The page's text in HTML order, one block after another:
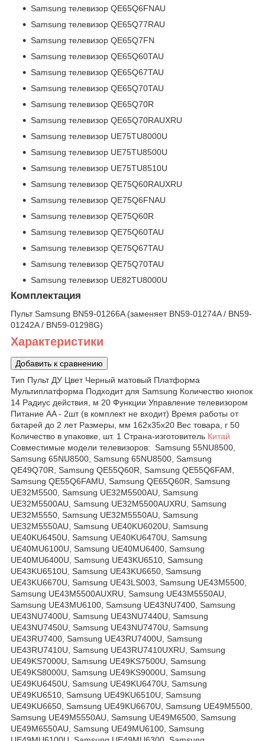
Samsung телевизор QE65Q6FNAU
Samsung телевизор QE65Q77RAU
Samsung телевизор QE65Q7FN
Samsung телевизор QE65Q60TAU
Samsung телевизор QE65Q67TAU
Samsung телевизор QE65Q70TAU
Samsung телевизор QE65Q70R
Samsung телевизор QE65Q70RAUXRU
Samsung телевизор UE75TU8000U
Samsung телевизор UE75TU8500U
Samsung телевизор UE75TU8510U
Samsung телевизор QE75Q60RAUXRU
Samsung телевизор QE75Q6FNAU
Samsung телевизор QE75Q60R
Samsung телевизор QE75Q60TAU
Samsung телевизор QE75Q67TAU
Samsung телевизор QE75Q70TAU
Samsung телевизор UE82TU8000U
Комплектация
Пульт Samsung BN59-01266A (заменяет BN59-01274A / BN59-
01242A / BN59-01298G)
Характеристики
Добавить к сравнению
Тип Пульт ДУ Цвет Черный матовый Платформа
Мультиплатформа Подходит для Samsung Количество кнопок
14 Радиус действия, м 20 Функции Управление телевизором
Питание AA - 2шт (в комплект не входит) Время работы от
батарей до 2 лет Размеры, мм 162x35x20 Вес товара, г 50
Количество в упаковке, шт. 1 Страна-изготовитель Китай
Совместимые модели телевизоров: Samsung 55NU8500,
Samsung 65NU8500, Samsung 65NU8500, Samsung
QE49Q70R, Samsung QE55Q60R, Samsung QE55Q6FAM,
Samsung QE55Q6FAMU, Samsung QE65Q60R, Samsung
UE32M5500, Samsung UE32M5500AU, Samsung
UE32M5500AU, Samsung UE32M5500AUXRU, Samsung
UE32M5550, Samsung UE32M5550AU, Samsung
UE32М5550АU, Samsung UE40KU6020U, Samsung
UE40KU6450U, Samsung UE40KU6470U, Samsung
UE40MU6100U, Samsung UE40MU6400, Samsung
UE40MU6400U, Samsung UE43KU6510, Samsung
UE43KU6510U, Samsung UE43KU6650, Samsung
UE43KU6670U, Samsung UE43LS003, Samsung UE43M5500,
Samsung UE43M5500AUXRU, Samsung UE43M5550AU,
Samsung UE43MU6100, Samsung UE43NU7400, Samsung
UE43NU7400U, Samsung UE43NU7440U, Samsung
UE43NU7450U, Samsung UE43NU7470U, Samsung
UE43RU7400, Samsung UE43RU7400U, Samsung
UE43RU7410U, Samsung UE43RU7410UXRU, Samsung
UE49KS7000U, Samsung UE49KS7500U, Samsung
UE49KS8000U, Samsung UE49KS9000U, Samsung
UE49KU6450U, Samsung UE49KU6470U, Samsung
UE49KU6510, Samsung UE49KU6510U, Samsung
UE49KU6650, Samsung UE49KU6670U, Samsung UE49M5500,
Samsung UE49M5550AU, Samsung UE49M6500, Samsung
UE49M6550AU, Samsung UE49MU6100, Samsung